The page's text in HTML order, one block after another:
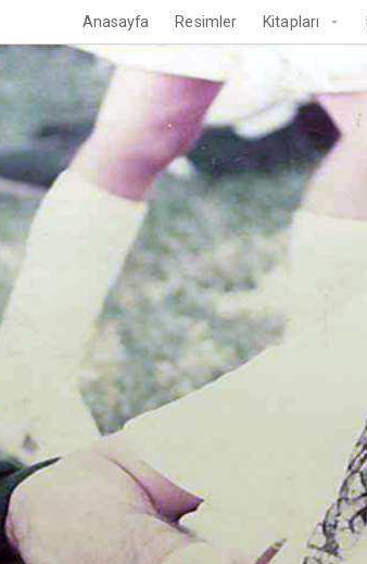
Anasayfa Resimler Kitapları